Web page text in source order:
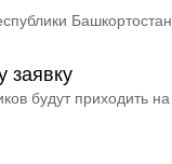
Башкортостан
заявку
будут приходить на